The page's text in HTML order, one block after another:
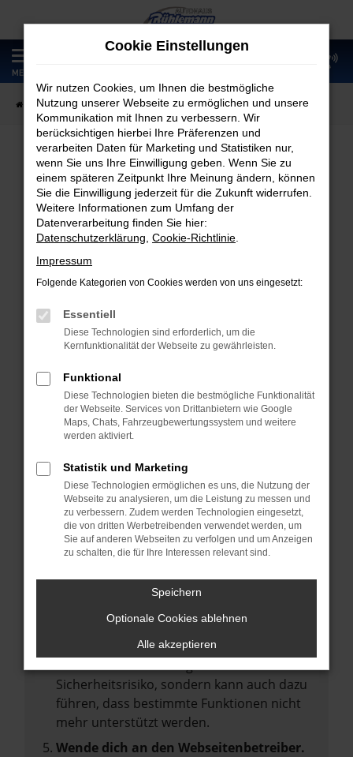
Zum
Hauptinhalt
springen
MENÜ
Startseite Fahrzeugangebote Fahrzeugmarkt
Fahrzeugmarkt
Fehler: Network Error
Beim Laden ist ein Fehler aufgetreten.
Hier sind ein paar Tipps, die dir helfen können:
Überprüfe deine Firewall und deine
Laden andere Webseiten, zum Beispiel
deine Suchmaschine?
Prüfe deine Browsererweiterungen.
Manche Erweiterungen, wie Werbeblocker,
können das Laden bestimmter Seiten
verhindern. Funktioniert die Seite in einem
anderen Browser oder in einem privaten
Fenster?
Starte dein Gerät neu.
vorübergehende Probleme zu beheben.
Betriebssystem auf dem neuesten Stand
Veraltete Software birgt nicht nur ein
Sicherheitsrisiko, sondern kann auch dazu
führen, dass bestimmte Funktionen nicht
mehr unterstützt werden.
Wende dich an den Webseitenbetreiber.
Cookie Einstellungen
Wir nutzen Cookies, um Ihnen die bestmögliche
Nutzung unserer Webseite zu ermöglichen und unsere
Kommunikation mit Ihnen zu verbessern. Wir
berücksichtigen hierbei Ihre Präferenzen und
verarbeiten Daten für Marketing und Statistiken nur,
wenn Sie uns Ihre Einwilligung geben. Wenn Sie zu
einem späteren Zeitpunkt Ihre Meinung ändern, können
Sie die Einwilligung jederzeit für die Zukunft widerrufen.
Weitere Informationen zum Umfang der
Datenverarbeitung finden Sie hier:
Datenschutzerklärung Cookie-Richtlinie
Impressum
Folgende Kategorien von Cookies werden von uns eingesetzt:
Essentiell
Diese Technologien sind erforderlich, um die
Kernfunktionalität der Webseite zu gewährleisten.
Funktional
Diese Technologien bieten die bestmögliche Funktionalität
der Webseite. Services von Drittanbietern wie Google
Maps, Chats, Fahrzeugbewertungssystem und weitere
werden aktiviert.
Statistik und Marketing
Diese Technologien ermöglichen es uns, die Nutzung der
Webseite zu analysieren, um die Leistung zu messen und
zu verbessern. Zudem werden Technologien eingesetzt,
die von dritten Werbetreibenden verwendet werden, um
Sie auf anderen Webseiten zu verfolgen und um Anzeigen
zu schalten, die für Ihre Interessen relevant sind.
Speichern
Optionale Cookies ablehnen
Alle akzeptieren